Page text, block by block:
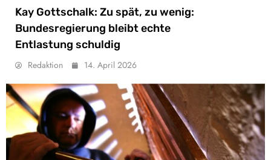
Kay Gottschalk: Zu spät, zu wenig:
Bundesregierung bleibt echte
Entlastung schuldig
Redaktion 14. April 2026